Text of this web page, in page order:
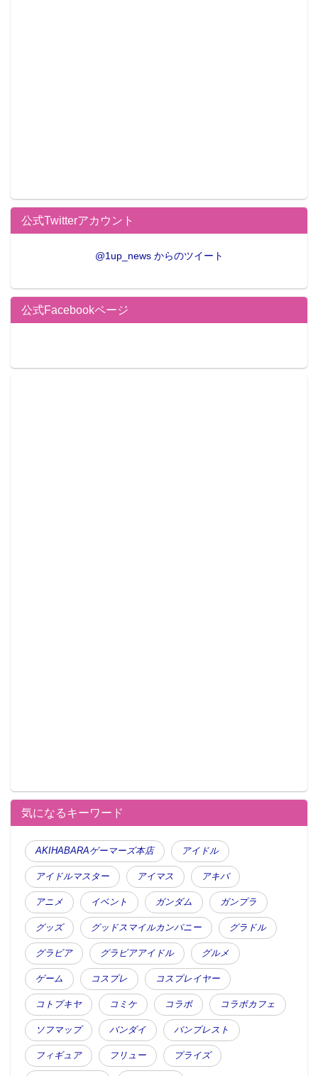
公式Twitterアカウント
@1up_news からのツイート
公式Facebookページ
気になるキーワード
AKIHABARAゲーマーズ本店 アイドル
アイドルマスター アイマス アキバ
アニメ イベント ガンダム ガンプラ
グッズ グッドスマイルカンパニー グラドル
グラビア グラビアアイドル グルメ
ゲーム コスプレ コスプレイヤー
コトブキヤ コミケ コラボ コラボカフェ
ソフマップ バンダイ バンプレスト
フィギュア フリュー プライズ